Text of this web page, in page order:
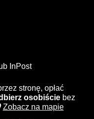
InPost
stronę, opłać
osobiście bez
Zobacz na mapie